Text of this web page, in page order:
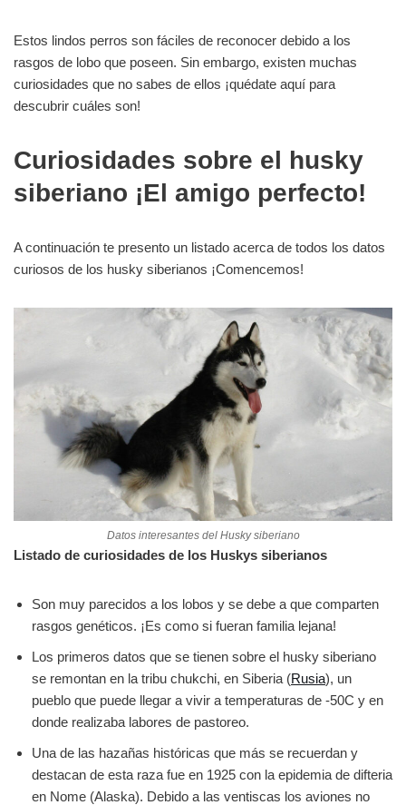
Estos lindos perros son fáciles de reconocer debido a los
rasgos de lobo que poseen. Sin embargo, existen muchas
curiosidades que no sabes de ellos ¡quédate aquí para
descubrir cuáles son!
Curiosidades sobre el husky
siberiano ¡El amigo perfecto!
A continuación te presento un listado acerca de todos los datos
curiosos de los husky siberianos ¡Comencemos!
Datos interesantes del Husky siberiano
Listado de curiosidades de los Huskys siberianos
Son muy parecidos a los lobos y se debe a que comparten
rasgos genéticos. ¡Es como si fueran familia lejana!
Los primeros datos que se tienen sobre el husky siberiano
se remontan en la tribu chukchi, en Siberia (Rusia), un
pueblo que puede llegar a vivir a temperaturas de -50C y en
donde realizaba labores de pastoreo.
Una de las hazañas históricas que más se recuerdan y
destacan de esta raza fue en 1925 con la epidemia de difteria
en Nome (Alaska). Debido a las ventiscas los aviones no